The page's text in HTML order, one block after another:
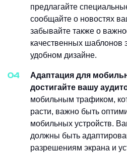
предлагайте
сообщайте о новостях
забывайте также о
качественных шаблонов
удобном дизайне.
Адаптация для
достигайте вашу
мобильным трафиком,
расти, важно быть
мобильных устройств.
должны быть
разрешениям экрана и